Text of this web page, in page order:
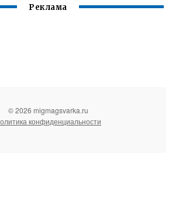
Реклама
© 2026 migmagsvarka.ru
конфиденциальности